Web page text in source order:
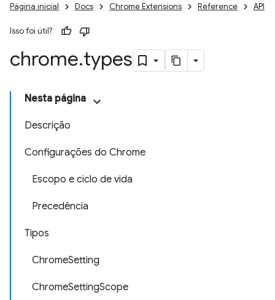
Página inicial Docs Chrome Extensions Reference API
Isso foi útil?
chrome.types
Nesta página
Descrição
Configurações do Chrome
Escopo e ciclo de vida
Precedência
Tipos
ChromeSetting
ChromeSettingScope